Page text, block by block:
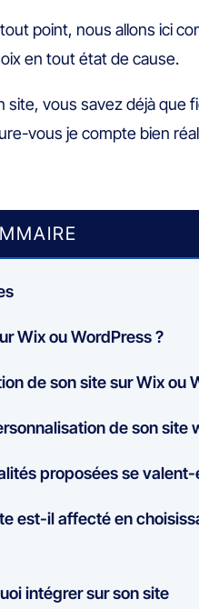
point, nous allons ici
en tout état de cause.
site, vous savez déjà que
vous je compte bien
Wix ou WordPress ?
de son site sur Wix ou
de son site
proposées se valent-
est-il affecté en
intégrer sur son site